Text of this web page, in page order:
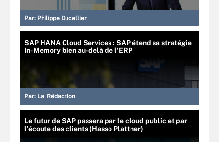
Par: Philippe Ducellier
SAP HANA Cloud Services : SAP étend sa stratégie
In-Memory bien au-delà de l'ERP
Par: La Rédaction
Le futur de SAP passera par le cloud public et par
l'écoute des clients (Hasso Plattner)